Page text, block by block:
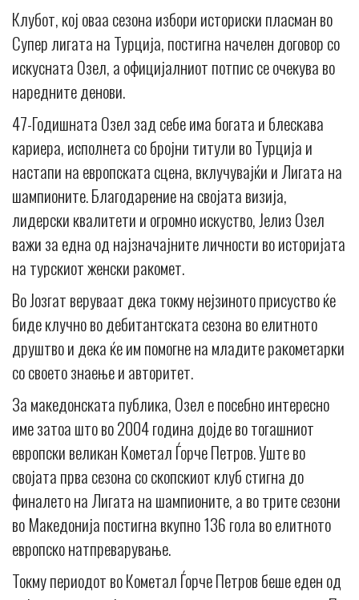
Клубот, кој оваа сезона избори историски пласман во
Супер лигата на Турција, постигна начелен договор со
искусната Озел, а официјалниот потпис се очекува во
наредните денови.
47-Годишната Озел зад себе има богата и блескава
кариера, исполнета со бројни титули во Турција и
настапи на европската сцена, вклучувајќи и Лигата на
шампионите. Благодарение на својата визија,
лидерски квалитети и огромно искуство, Јелиз Озел
важи за една од најзначајните личности во историјата
на турскиот женски ракомет.
Во Јозгат веруваат дека токму нејзиното присуство ќе
биде клучно во дебитантската сезона во елитното
друштво и дека ќе им помогне на младите ракометарки
со своето знаење и авторитет.
За македонската публика, Озел е посебно интересно
име затоа што во 2004 година дојде во тогашниот
европски великан Кометал Ѓорче Петров. Уште во
својата прва сезона со скопскиот клуб стигна до
финалето на Лигата на шампионите, а во трите сезони
во Македонија постигна вкупно 136 гола во елитното
европско натпреварување.
Токму периодот во Кометал Ѓорче Петров беше еден од